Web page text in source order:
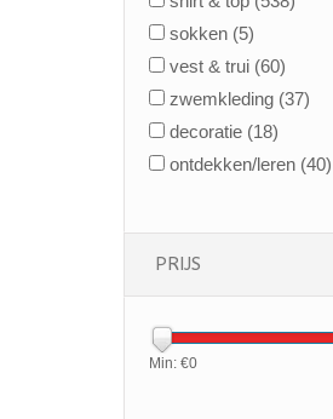
sokken (5)
vest & trui (60)
zwemkleding (37)
decoratie (18)
ontdekken/leren (40)
PRIJS
Min: €0